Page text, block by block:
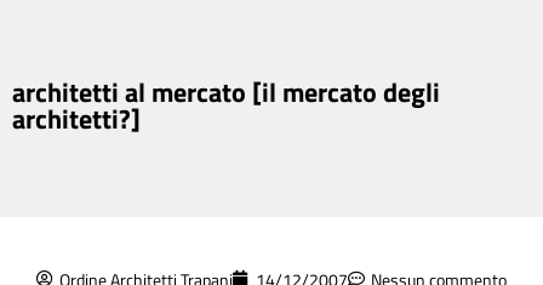
architetti al mercato [il mercato degli
architetti?]
Ordine Architetti Trapani 14/12/2007 Nessun commento